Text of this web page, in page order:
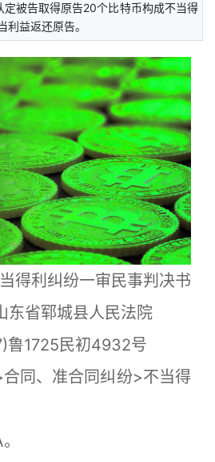
被告取得原告20个比特币构成不当得
益返还原告。
得利纠纷一审民事判决书
省郓城县人民法院
鲁1725民初4932号
、准合同纠纷>不当得